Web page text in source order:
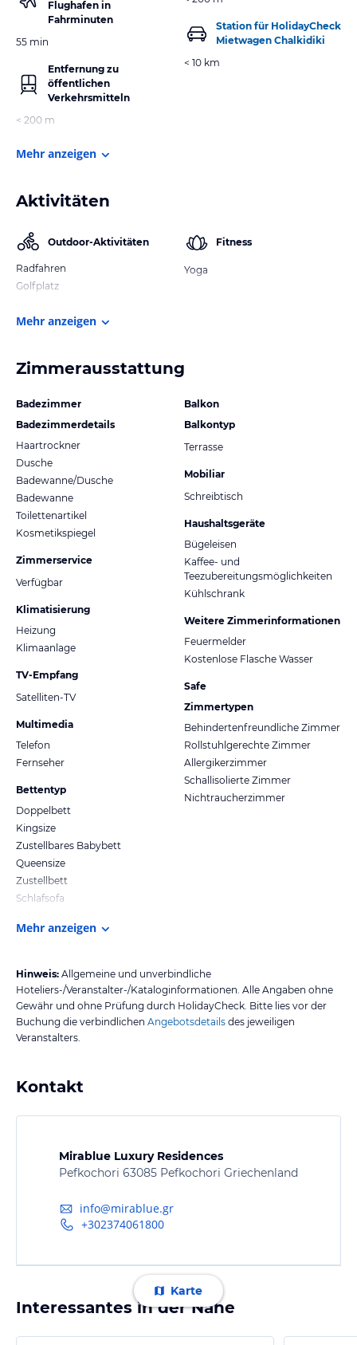
Flughafen in
Fahrminuten
55 min
Entfernung zu
öffentlichen
Verkehrsmitteln
< 200 m
Station für HolidayCheck
Mietwagen Chalkidiki
< 10 km
Mehr anzeigen
Aktivitäten
Outdoor-Aktivitäten
Radfahren
Golfplatz
Fitness
Yoga
Mehr anzeigen
Zimmerausstattung
Badezimmer
Badezimmerdetails
Haartrockner
Dusche
Badewanne/Dusche
Badewanne
Toilettenartikel
Kosmetikspiegel
Zimmerservice
Verfügbar
Klimatisierung
Heizung
Klimaanlage
TV-Empfang
Satelliten-TV
Multimedia
Telefon
Fernseher
Bettentyp
Doppelbett
Kingsize
Zustellbares Babybett
Queensize
Zustellbett
Schlafsofa
Balkon
Balkontyp
Terrasse
Mobiliar
Schreibtisch
Haushaltsgeräte
Bügeleisen
Kaffee- und
Teezubereitungsmöglichkeiten
Kühlschrank
Weitere Zimmerinformationen
Feuermelder
Kostenlose Flasche Wasser
Safe
Zimmertypen
Behindertenfreundliche Zimmer
Rollstuhlgerechte Zimmer
Allergikerzimmer
Schallisolierte Zimmer
Nichtraucherzimmer
Mehr anzeigen
Hinweis: Allgemeine und unverbindliche
Hoteliers-/Veranstalter-/Kataloginformationen. Alle Angaben ohne
Gewähr und ohne Prüfung durch HolidayCheck. Bitte lies vor der
Buchung die verbindlichen Angebotsdetails des jeweiligen
Veranstalters.
Kontakt
Mirablue Luxury Residences
Pefkochori 63085 Pefkochori Griechenland
info@mirablue.gr
+302374061800
Karte
Interessantes in der Nähe